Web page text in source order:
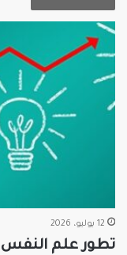
12 يوليو، 2026
تطور علم النفس pdf